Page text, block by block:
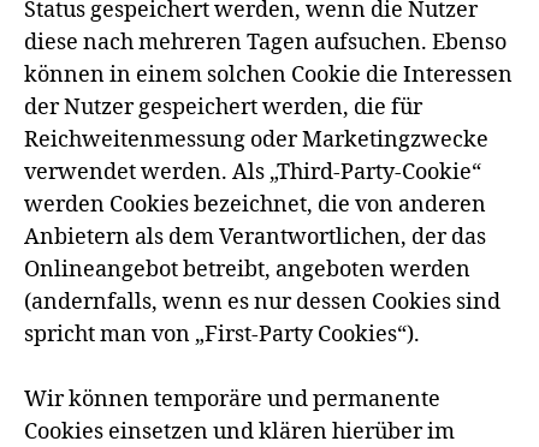
Status gespeichert werden, wenn die Nutzer
diese nach mehreren Tagen aufsuchen. Ebenso
können in einem solchen Cookie die Interessen
der Nutzer gespeichert werden, die für
Reichweitenmessung oder Marketingzwecke
verwendet werden. Als „Third-Party-Cookie“
werden Cookies bezeichnet, die von anderen
Anbietern als dem Verantwortlichen, der das
Onlineangebot betreibt, angeboten werden
(andernfalls, wenn es nur dessen Cookies sind
spricht man von „First-Party Cookies“).
Wir können temporäre und permanente
Cookies einsetzen und klären hierüber im